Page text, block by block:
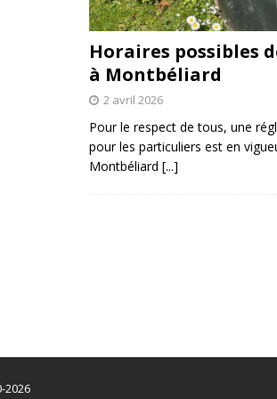
Horaires possibles
à Montbéliard
2 avril 2026
Pour le respect de tous, une
pour les particuliers est en
Montbéliard [...]
2026